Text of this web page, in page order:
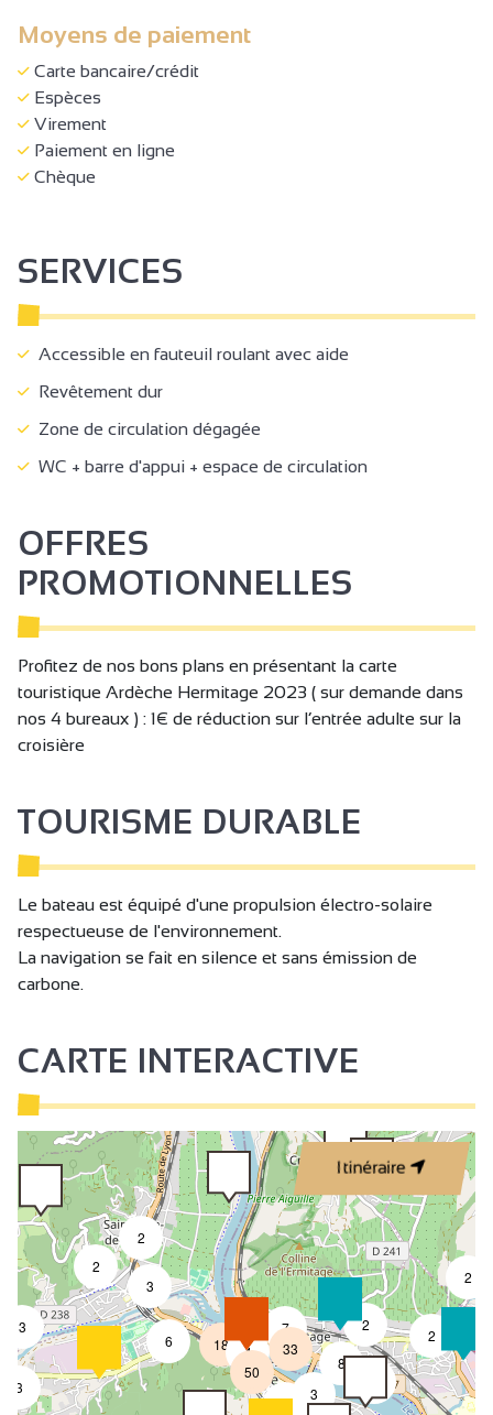
Moyens de paiement
Carte bancaire/crédit
Espèces
Virement
Paiement en ligne
Chèque
SERVICES
Accessible en fauteuil roulant avec aide
Revêtement dur
Zone de circulation dégagée
WC + barre d'appui + espace de circulation
OFFRES
PROMOTIONNELLES
Profitez de nos bons plans en présentant la carte
touristique Ardèche Hermitage 2023 ( sur demande dans
nos 4 bureaux ) : 1€ de réduction sur l’entrée adulte sur la
croisière
TOURISME DURABLE
Le bateau est équipé d'une propulsion électro-solaire
respectueuse de l'environnement.
La navigation se fait en silence et sans émission de
carbone.
CARTE INTERACTIVE
Itinéraire
2
2
2
2
8
3
3
2
3
6
4
18
7
2
3
50
33